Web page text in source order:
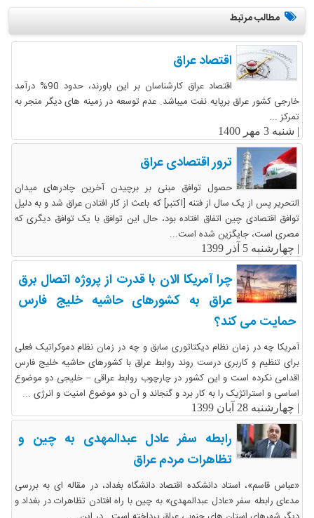
مطالب مرتبط
اقتصاد عراق
اقتصاد عراق کارشناسان بر این باورند، حدود 90% درآمد
خارجی کشور عراق برپایه نفت میباشد. عدم توسعه در زمینه های دیگر منجر به
تمرکز ...
| شنبه 3 مهر 1400
ترور اقتصادی عراق
حصول توافق مبنی بر برچیدن آخرین چادرهای میدان
التحریر پس از یک سال از فتنه [اکتبر] که باعث از کار افتادن عراق شد و به دلیل
توافق اقتصادی چین اتفاق افتاده بود، حال این توافق با یک توافق دیگری که
مصری است، جایگزین شده است...
| چهارشنبه 5 آذر 1399
چرا آمریکا الان با قدرت از پروژه اتصال برق
عراق به کشورهای حاشیه خلیج فارس
حمایت می کند؟
آمریکا چه در زمان نظام دیکتاتوری سابق و چه در زمان نظام دموکراتیک فعلی
برای تنظیم و کاربری درست روند روابط عراق با کشورهای حاشیه خلیج فارس
اقدامی نکرده است و این کشور در چارچوب روابط عراقی – خلیجی دو موضوع
اساسی و استراتژیک را به کار برد و گنجاند و آن دو موضوع امنیت و انرژی ...
| چهارشنبه 28 آبان 1399
رابطه سفر عادل عبدالمهدی به چین و
تظاهرات مردم عراق
«عباس قاسم»، استاد دانشکده اقتصاد دانشگاه بغداد، در مقاله ای به بررسی
مدعای رابطه سفر «عادل عبدالمهدی» به چین با راه افتادن تظاهرات در بغداد و